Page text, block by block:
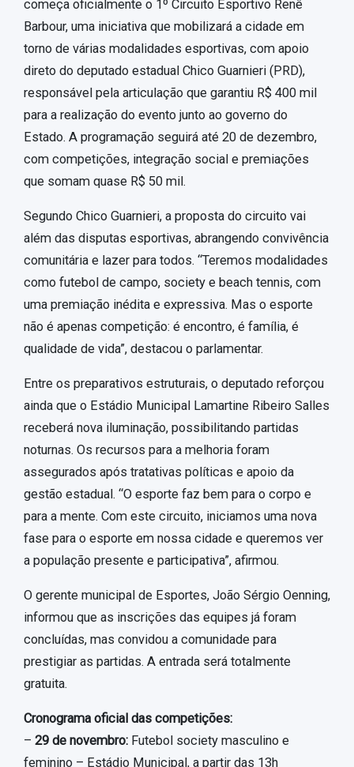
começa oficialmente o 1º Circuito Esportivo Renê
Barbour, uma iniciativa que mobilizará a cidade em
torno de várias modalidades esportivas, com apoio
direto do deputado estadual Chico Guarnieri (PRD),
responsável pela articulação que garantiu R$ 400 mil
para a realização do evento junto ao governo do
Estado. A programação seguirá até 20 de dezembro,
com competições, integração social e premiações
que somam quase R$ 50 mil.
Segundo Chico Guarnieri, a proposta do circuito vai
além das disputas esportivas, abrangendo convivência
comunitária e lazer para todos. “Teremos modalidades
como futebol de campo, society e beach tennis, com
uma premiação inédita e expressiva. Mas o esporte
não é apenas competição: é encontro, é família, é
qualidade de vida”, destacou o parlamentar.
Entre os preparativos estruturais, o deputado reforçou
ainda que o Estádio Municipal Lamartine Ribeiro Salles
receberá nova iluminação, possibilitando partidas
noturnas. Os recursos para a melhoria foram
assegurados após tratativas políticas e apoio da
gestão estadual. “O esporte faz bem para o corpo e
para a mente. Com este circuito, iniciamos uma nova
fase para o esporte em nossa cidade e queremos ver
a população presente e participativa”, afirmou.
O gerente municipal de Esportes, João Sérgio Oenning,
informou que as inscrições das equipes já foram
concluídas, mas convidou a comunidade para
prestigiar as partidas. A entrada será totalmente
gratuita.
Cronograma oficial das competições:
– 29 de novembro: Futebol society masculino e
feminino – Estádio Municipal, a partir das 13h